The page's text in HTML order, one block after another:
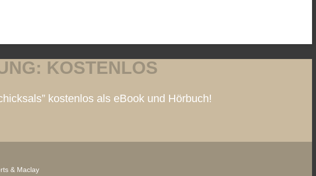
KOSTENLOS
kostenlos als eBook und Hörbuch!
& Maclay